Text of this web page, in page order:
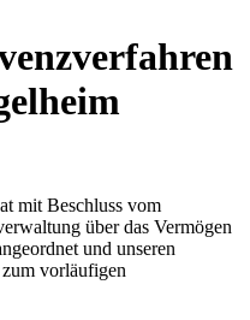
mit Beschluss vom
über das Vermögen
und unseren
vorläufigen